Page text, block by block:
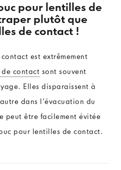
pour lentilles de
plutôt que
de contact !
est extrêmement
contact sont souvent
Elles disparaissent à
dans l'évacuation du
peut être facilement évitée
pour lentilles de contact.